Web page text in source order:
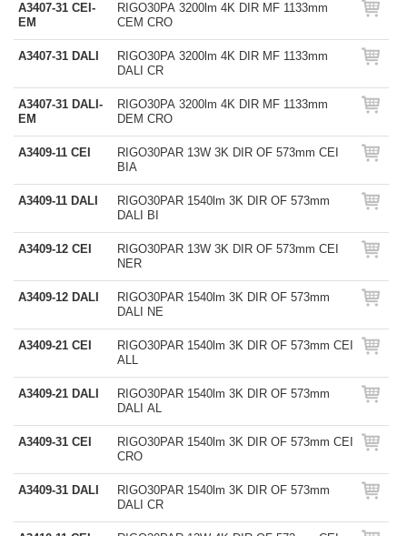
A3407-31 CEI-
EM
RIGO30PA 3200lm 4K DIR MF 1133mm
CEM CRO
A3407-31 DALI
RIGO30PA 3200lm 4K DIR MF 1133mm
DALI CR
A3407-31 DALI-
EM
RIGO30PA 3200lm 4K DIR MF 1133mm
DEM CRO
A3409-11 CEI
RIGO30PAR 13W 3K DIR OF 573mm CEI
BIA
A3409-11 DALI
RIGO30PAR 1540lm 3K DIR OF 573mm
DALI BI
A3409-12 CEI
RIGO30PAR 13W 3K DIR OF 573mm CEI
NER
A3409-12 DALI
RIGO30PAR 1540lm 3K DIR OF 573mm
DALI NE
A3409-21 CEI
RIGO30PAR 1540lm 3K DIR OF 573mm CEI
ALL
A3409-21 DALI
RIGO30PAR 1540lm 3K DIR OF 573mm
DALI AL
A3409-31 CEI
RIGO30PAR 1540lm 3K DIR OF 573mm CEI
CRO
A3409-31 DALI
RIGO30PAR 1540lm 3K DIR OF 573mm
DALI CR